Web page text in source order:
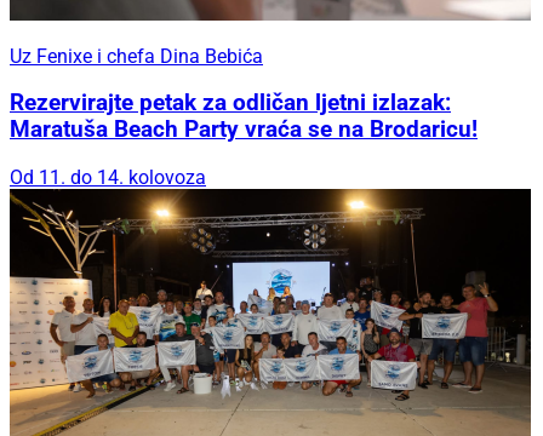
Uz Fenixe i chefa Dina Bebića
Rezervirajte petak za odličan ljetni izlazak:
Maratuša Beach Party vraća se na Brodaricu!
Od 11. do 14. kolovoza